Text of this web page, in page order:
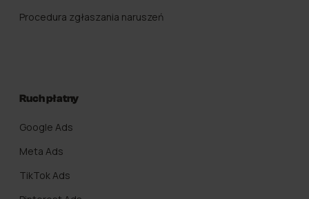
Procedura zgłaszania naruszeń
Ruch płatny
Google Ads
Meta Ads
TikTok Ads